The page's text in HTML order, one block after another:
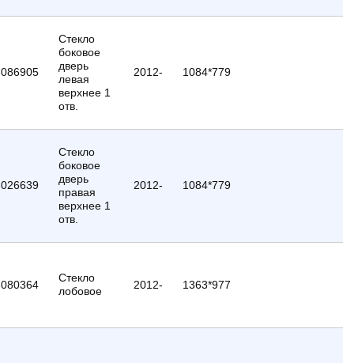
Стекло
боковое
дверь
левая
верхнее 1
отв.
2012- 1084*779
Стекло
боковое
дверь
правая
верхнее 1
отв.
2012- 1084*779
Стекло
лобовое
2012- 1363*977